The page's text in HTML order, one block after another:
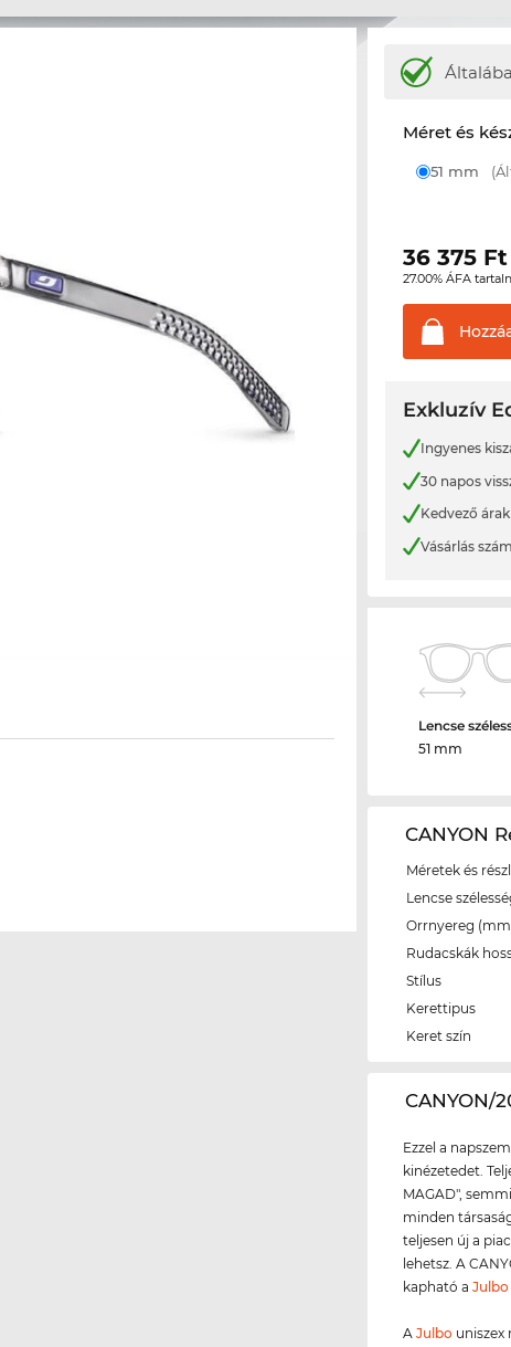
Méret és
51 mm
36 375 Ft
27.00% ÁFA
Exkluzív
Ingyenes
30 napos
Kedvező árak
Vásárlás
Lencse
51 mm
CANYON
Méretek és
Lencse
Orrnyereg
Rudacskák
Stílus
Kerettipus
Keret szín
‌CANYON/
Ezzel a
kinézetedet.
MAGAD",
minden
teljesen új a
lehetsz. A
kapható aJulbo
AJulbo uniszex